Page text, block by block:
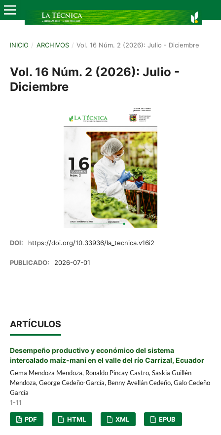
INICIO / ARCHIVOS / Vol. 16 Núm. 2 (2026): Julio - Diciembre
Vol. 16 Núm. 2 (2026): Julio -
Diciembre
DOI: https://doi.org/10.33936/la_tecnica.v16i2
PUBLICADO: 2026-07-01
ARTÍCULOS
Desempeño productivo y económico del sistema
intercalado maíz-maní en el valle del río Carrizal, Ecuador
Gema Mendoza Mendoza, Ronaldo Pincay Castro, Saskia Guillén
Mendoza, George Cedeño-García, Benny Avellán Cedeño, Galo Cedeño
García
1-11
PDF HTML XML EPUB